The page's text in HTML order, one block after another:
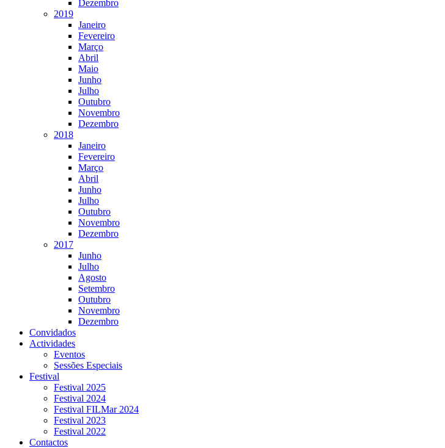
Dezembro
2019
Janeiro
Fevereiro
Março
Abril
Maio
Junho
Julho
Outubro
Novembro
Dezembro
2018
Janeiro
Fevereiro
Março
Abril
Junho
Julho
Outubro
Novembro
Dezembro
2017
Junho
Julho
Agosto
Setembro
Outubro
Novembro
Dezembro
Convidados
Actividades
Eventos
Sessões Especiais
Festival
Festival 2025
Festival 2024
Festival FILMar 2024
Festival 2023
Festival 2022
Contactos